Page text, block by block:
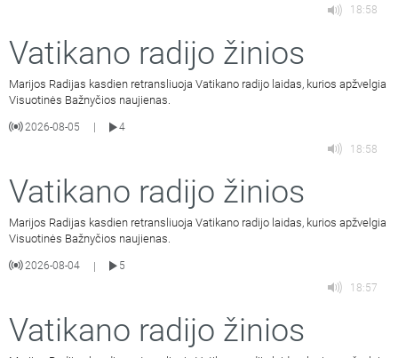
18:58
Vatikano radijo žinios
Marijos Radijas kasdien retransliuoja Vatikano radijo laidas, kurios apžvelgia
Visuotinės Bažnyčios naujienas.
2026-08-05
4
18:58
Vatikano radijo žinios
Marijos Radijas kasdien retransliuoja Vatikano radijo laidas, kurios apžvelgia
Visuotinės Bažnyčios naujienas.
2026-08-04 |
5
18:57
Vatikano radijo žinios